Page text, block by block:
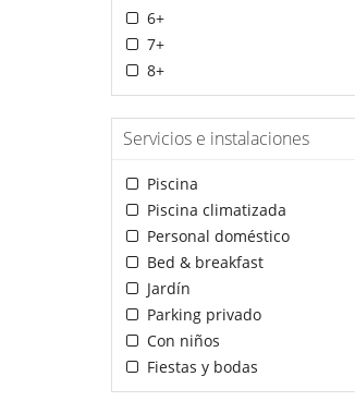
6+
7+
8+
Servicios e instalaciones
Piscina
Piscina climatizada
Personal doméstico
Bed & breakfast
Jardín
Parking privado
Con niños
Fiestas y bodas